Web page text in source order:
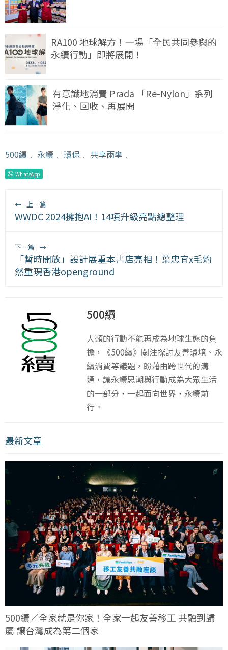
RA100 地球解方！一場「全民共同參與的
永續行動」即將展開！
有意識地消費 Prada 「Re-Nylon」系列
淨化、回收、再展開
500續 ﹒ 永續 ﹒ 環保 ﹒ 共享雨傘 ﹒
WhatsApp
← 上一篇
WWDC 2024擁抱AI！14項升級亮點總整理
下一篇 →
「暫時開放」設計展重本書店亮相！葉忠宜x毛灼
然重現香港openground
500續
人類的行動不能再成為地球生態的負
擔，《500續》關注探討友善環境、永
續消費等議題，盼藉由跨世代的溝
通，讓永續思潮與行動成為大眾生活
的一部分，一起面向世界，永續前
行。
最新文章
500續／全家就是你家！全家一起友善移工 共融到歸
屬 讓台灣成為第二個家